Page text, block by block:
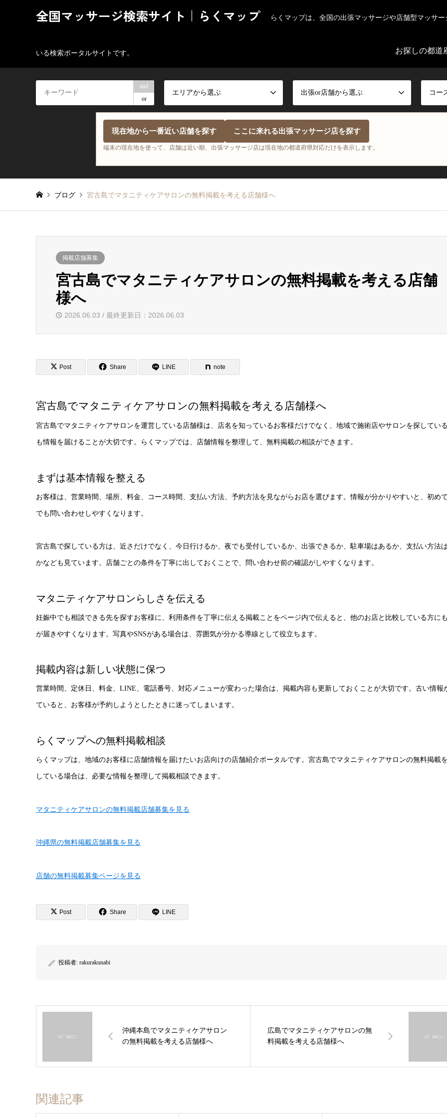
全国マッサージ検索サイト｜らくマップ らくマップは、全国の出張マッサージや店舗型マッサ
いる検索ポータルサイトです。 お探しの都道
and
or
エリアから選ぶ 出張or店舗から選ぶ コー
現在地から一番近い店舗を探す ここに来れる出張マッサージ店を探す
端末の現在地を使って、店舗は近い順、出張マッサージ店は現在地の都道府県対応だけを表示します。
ブログ 宮古島でマタニティケアサロンの無料掲載を考える店舗様へ
掲載店舗募集
宮古島でマタニティケアサロンの無料掲載を考える店舗
様へ
2026.06.03 / 最終更新日：2026.06.03
Post Share LINE note
宮古島でマタニティケアサロンの無料掲載を考える店舗様へ
宮古島でマタニティケアサロンを運営している店舗様は、店名を知っているお客様だけでなく、地域で施術店やサロンを探してい
も情報を届けることが大切です。らくマップでは、店舗情報を整理して、無料掲載の相談ができます。
まずは基本情報を整える
お客様は、営業時間、場所、料金、コース時間、支払い方法、予約方法を見ながらお店を選びます。情報が分かりやすいと、初め
でも問い合わせしやすくなります。
宮古島で探している方は、近さだけでなく、今日行けるか、夜でも受付しているか、出張できるか、駐車場はあるか、支払い方法
かなども見ています。店舗ごとの条件を丁寧に出しておくことで、問い合わせ前の確認がしやすくなります。
マタニティケアサロンらしさを伝える
妊娠中でも相談できる先を探すお客様に、利用条件を丁寧に伝える掲載ことをページ内で伝えると、他のお店と比較している方に
が届きやすくなります。写真やSNSがある場合は、雰囲気が分かる導線として役立ちます。
掲載内容は新しい状態に保つ
営業時間、定休日、料金、LINE、電話番号、対応メニューが変わった場合は、掲載内容も更新しておくことが大切です。古い情報
ていると、お客様が予約しようとしたときに迷ってしまいます。
らくマップへの無料掲載相談
らくマップは、地域のお客様に店舗情報を届けたいお店向けの店舗紹介ポータルです。宮古島でマタニティケアサロンの無料掲載
している場合は、必要な情報を整理して掲載相談できます。
マタニティケアサロンの無料掲載店舗募集を見る
沖縄県の無料掲載店舗募集を見る
店舗の無料掲載募集ページを見る
Post Share LINE
投稿者: rakurakunabi
沖縄本島でマタニティケアサロン
の無料掲載を考える店舗様へ
広島でマタニティケアサロンの無
料掲載を考える店舗様へ
関連記事